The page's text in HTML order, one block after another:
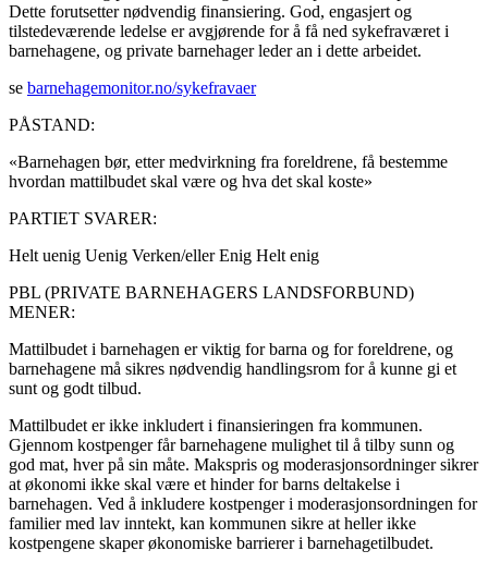
Dette forutsetter nødvendig finansiering. God, engasjert og
tilstedeværende ledelse er avgjørende for å få ned sykefraværet i
barnehagene, og private barnehager leder an i dette arbeidet.
se barnehagemonitor.no/sykefravaer
PÅSTAND:
«Barnehagen bør, etter medvirkning fra foreldrene, få bestemme
hvordan mattilbudet skal være og hva det skal koste»
PARTIET SVARER:
Helt uenig Uenig Verken/ellerEnig Helt enig
PBL (PRIVATE BARNEHAGERS LANDSFORBUND)
MENER:
Mattilbudet i barnehagen er viktig for barna og for foreldrene, og
barnehagene må sikres nødvendig handlingsrom for å kunne gi et
sunt og godt tilbud.
Mattilbudet er ikke inkludert i finansieringen fra kommunen.
Gjennom kostpenger får barnehagene mulighet til å tilby sunn og
god mat, hver på sin måte. Makspris og moderasjonsordninger sikrer
at økonomi ikke skal være et hinder for barns deltakelse i
barnehagen. Ved å inkludere kostpenger i moderasjonsordningen for
familier med lav inntekt, kan kommunen sikre at heller ikke
kostpengene skaper økonomiske barrierer i barnehagetilbudet.